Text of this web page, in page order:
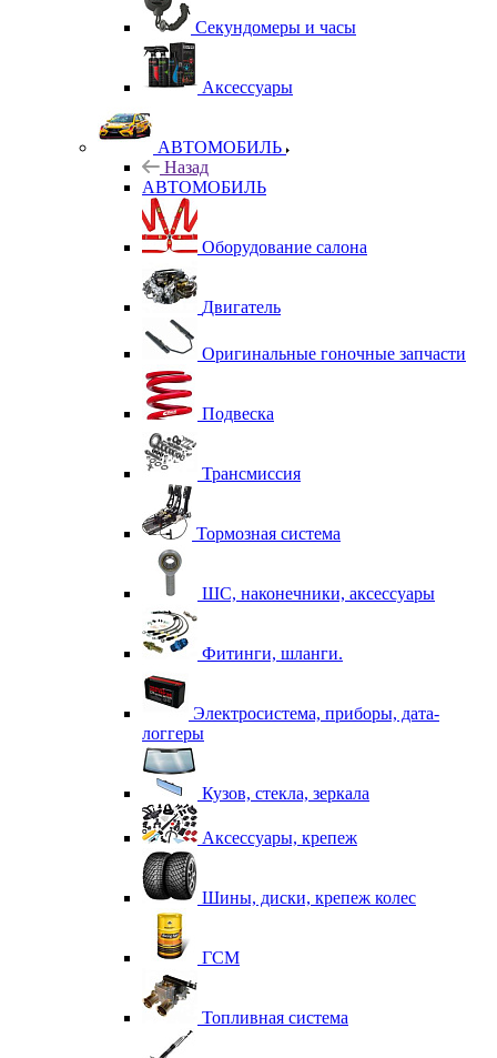
Секундомеры и часы
Аксессуары
АВТОМОБИЛЬ
Назад
АВТОМОБИЛЬ
Оборудование салона
Двигатель
Оригинальные гоночные запчасти
Подвеска
Трансмиссия
Тормозная система
ШС, наконечники, аксессуары
Фитинги, шланги.
Электросистема, приборы, дата-
логгеры
Кузов, стекла, зеркала
Аксессуары, крепеж
Шины, диски, крепеж колес
ГСМ
Топливная система